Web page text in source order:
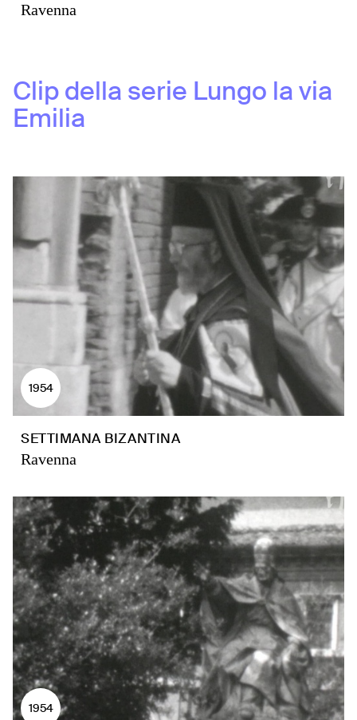
Ravenna
Clip della serie Lungo la via
Emilia
1954
SETTIMANA BIZANTINA
Ravenna
1954